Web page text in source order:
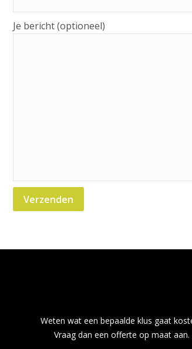
Je bericht (optioneel)
Weten wat een bepaalde klus gaat
Vraag dan een offerte op maat aan.